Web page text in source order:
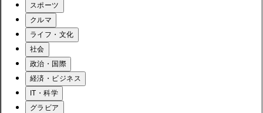
スポーツ
クルマ
ライフ・文化
社会
政治・国際
経済・ビジネス
IT・科学
グラビア